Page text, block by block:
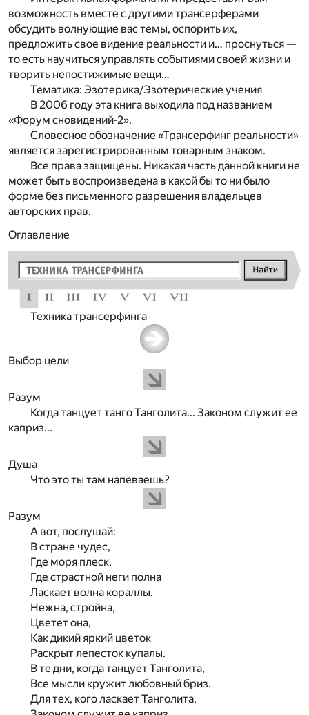
возможность вместе с другими трансерферами
обсудить волнующие вас темы, оспорить их,
предложить свое видение реальности и… проснуться —
то есть научиться управлять событиями своей жизни и
творить непостижимые вещи…
Тематика: Эзотерика/Эзотерические учения
В 2006 году эта книга выходила под названием
«Форум сновидений-2».
Словесное обозначение «Трансерфинг реальности»
является зарегистрированным товарным знаком.
Все права защищены. Никакая часть данной книги не
может быть воспроизведена в какой бы то ни было
форме без письменного разрешения владельцев
авторских прав.
Оглавление
Техника трансерфинга
Выбор цели
Разум
Когда танцует танго Танголита... Законом служит ее
каприз...
Душа
Что это ты там напеваешь?
Разум
А вот, послушай:
В стране чудес,
Где моря плеск,
Где страстной неги полна
Ласкает волна кораллы.
Нежна, стройна,
Цветет она,
Как дикий яркий цветок
Раскрыт лепесток купалы.
В те дни, когда танцует Танголита,
Все мысли кружит любовный бриз.
Для тех, кого ласкает Танголита,